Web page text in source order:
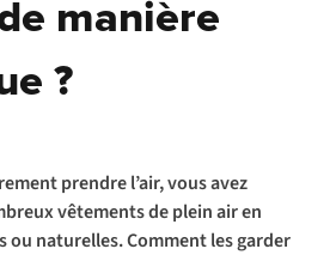
manière
?
prendre l’air, vous avez
vêtements de plein air en
ou naturelles. Comment les garder